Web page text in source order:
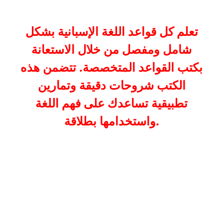
تعلم كل قواعد اللغة الإسبانية بشكل
شامل ومفصل من خلال الاستعانة
بكتب القواعد المتخصصة. تتضمن هذه
الكتب شروحات دقيقة وتمارين
تطبيقية تساعدك على فهم اللغة
واستخدامها بطلاقة.